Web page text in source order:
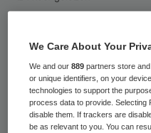
De rechtbank in
donderdag twaalf
wegens het plegen
toen zestienjarig
jaar. De zwaarste
We Care About Your
We and our889 partners store
or unique identifiers, on your
technologies to support the
process data to provide. Selecting
disable them. If trackers are
be as relevant to you. You can